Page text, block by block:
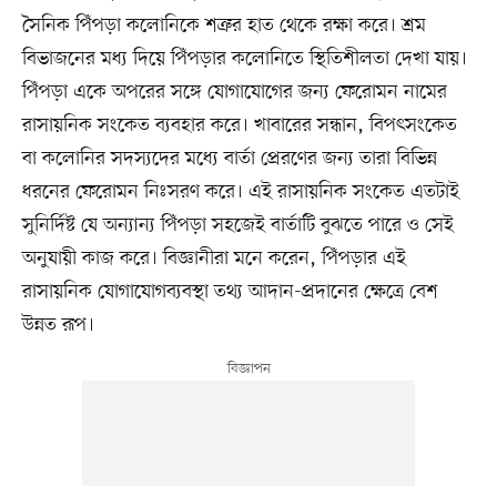
সৈনিক পিঁপড়া কলোনিকে শত্রুর হাত থেকে রক্ষা করে। শ্রম
বিভাজনের মধ্য দিয়ে পিঁপড়ার কলোনিতে স্থিতিশীলতা দেখা যায়।
পিঁপড়া একে অপরের সঙ্গে যোগাযোগের জন্য ফেরোমন নামের
রাসায়নিক সংকেত ব্যবহার করে। খাবারের সন্ধান, বিপৎসংকেত
বা কলোনির সদস্যদের মধ্যে বার্তা প্রেরণের জন্য তারা বিভিন্ন
ধরনের ফেরোমন নিঃসরণ করে। এই রাসায়নিক সংকেত এতটাই
সুনির্দিষ্ট যে অন্যান্য পিঁপড়া সহজেই বার্তাটি বুঝতে পারে ও সেই
অনুযায়ী কাজ করে। বিজ্ঞানীরা মনে করেন, পিঁপড়ার এই
রাসায়নিক যোগাযোগব্যবস্থা তথ্য আদান-প্রদানের ক্ষেত্রে বেশ
উন্নত রূপ।